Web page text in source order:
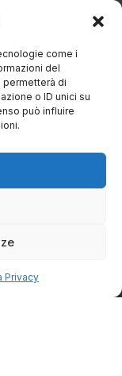
come i
del
di
o ID unici su
può influire
Privacy